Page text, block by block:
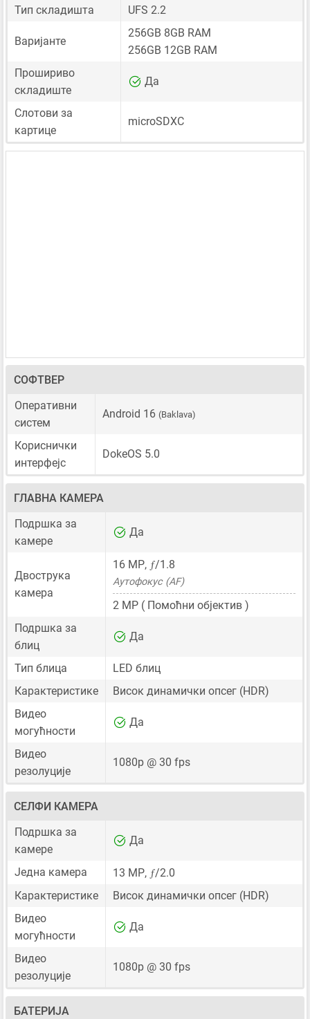
Тип складишта UFS 2.2
Варијанте
256GB 8GB RAM
256GB 12GB RAM
Прошириво
складиште
Да
Слотови за
картице
microSDXC
СОФТВЕР
Оперативни
систем
Android 16 (Baklava)
Кориснички
интерфејс
DokeOS 5.0
ГЛАВНА КАМЕРА
Подршка за
камере
Да
Двострука
камера
16 MP, ƒ/1.8
Аутофокус (AF)
2 MP ( Помоћни објектив )
Подршка за
блиц
Да
Тип блица
LED блиц
Карактеристике
Висок динамички опсег (HDR)
Видео
могућности
Да
Видео
резолуције
1080p @ 30 fps
СЕЛФИ КАМЕРА
Подршка за
камере
Да
Једна камера 13 MP, ƒ/2.0
Карактеристике
Висок динамички опсег (HDR)
Видео
могућности
Да
Видео
резолуције
1080p @ 30 fps
БАТЕРИЈА